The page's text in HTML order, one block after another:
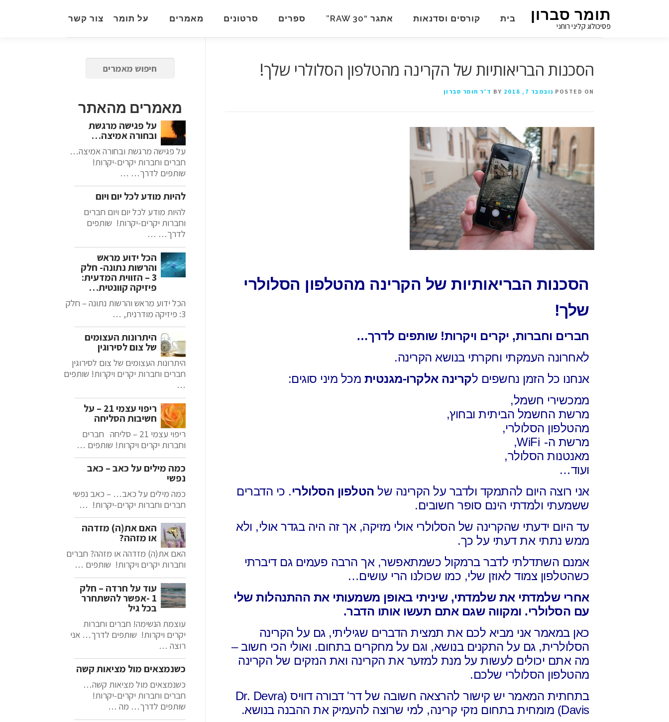
תומר סברון
פסיכולוג קליני רוחני
בית קורסים וסדנאות אתגר “RAW 30” ספרים סרטונים מאמרים על תומר צור קשר
הסכנות הבריאותיות של הקרינה מהטלפון הסלולרי שלך!
POSTED ON נובמבר 7, 2018 ד״ר תומר סברון
הסכנות הבריאותיות של הקרינה מהטלפון הסלולרי
שלך!
חברים וחברות, יקרים ויקרות! שותפים לדרך…
לאחרונה העמקתי וחקרתי בנושא הקרינה.
אנחנו כל הזמן נחשפים לקרינה אלקרו-מגנטית מכל מיני סוגים:
ממכשירי חשמל,
מרשת החשמל הביתית ובחוץ,
מהטלפון הסלולרי,
מרשת ה- WiFi,
מאנטנות הסלולר,
ועוד…
אני רוצה היום להתמקד ולדבר על הקרינה של הטלפון הסלולרי. כי הדברים
ששמעתי ולמדתי הינם סופר חשובים.
עד היום ידעתי שהקרינה של הסלולרי אולי מזיקה, אך זה היה בגדר אולי, ולא
ממש נתתי את דעתי על כך.
אמנם השתדלתי לדבר ברמקול כשמתאפשר, אך הרבה פעמים גם דיברתי
כשהטלפון צמוד לאוזן שלי, כמו שכולנו הרי עושים…
אחרי שלמדתי את שלמדתי,שיניתי באופן משמעותיאת ההתנהלות שלי
עם הסלולרי. ומקווה שגם אתם תעשו אותו הדבר.
כאן במאמר אני מביא לכם את תמצית הדברים שגיליתי,גם על הקרינה
הסלולרית,גם על התקנים בנושא, וגם על מחקרים בתחום. ואולי הכי חשוב –
מה אתם יכולים לעשות על מנת למזער את הקרינה ואת הנזקים של הקרינה
מהטלפון הסלולרי שלכם.
בתחתית המאמר יש קישור
להרצאה חשובה של דר' דבורה דוויס (Dr. Devra
Davis) מומחית בתחום נזקי קרינה,
למי שרוצה להעמיק את ההבנה בנושא.
מאמרים מהאתר
על פגישה מרגשת
ובחורה אמיצה…
על פגישה מרגשת ובחורה אמיצה…
חברים וחברות יקרים-יקרות!
שותפים לדרך… …
להיות מודע לכל יום ויום
להיות מודע לכל יום ויום חברים
וחברות יקרים-יקרות! שותפים
לדרך… …
הכל ידוע מראש
והרשות נתונה- חלק
3 – הזווית המדעית:
פיזיקה קוונטית…
הכל ידוע מראש והרשות נתונה – חלק
3: פיזיקה מודרנית, …
היתרונות העצומים
של צום לסירוגין
היתרונות העצומים של צום לסירוגין
חברים וחברות יקרים ויקרות! שותפים
…
ריפוי עצמי 21 – על
חשיבות הסליחה
ריפוי עצמי 21 – סליחה חברים
וחברות יקרים ויקרות! שותפים …
כמה מילים על כאב – כאב
נפשי
כמה מילים על כאב… – כאב נפשי
חברים וחברות יקרים-יקרות! …
האם את(ה) מזדהה
או מזהה?
האם את(ה) מזדהה או מזהה? חברים
וחברות יקרים ויקרות! שותפים …
עוד על חרדה – חלק
1 -אפשר להשתחרר
בכל גיל
עוצמת הנשימה! חברים וחברות
יקרים ויקרות! שותפים לדרך… אני
רוצה …
כשנמצאים מול מציאות קשה
כשנמצאים מול מציאות קשה…
חברים וחברות יקרים-יקרות!
שותפים לדרך… מה …